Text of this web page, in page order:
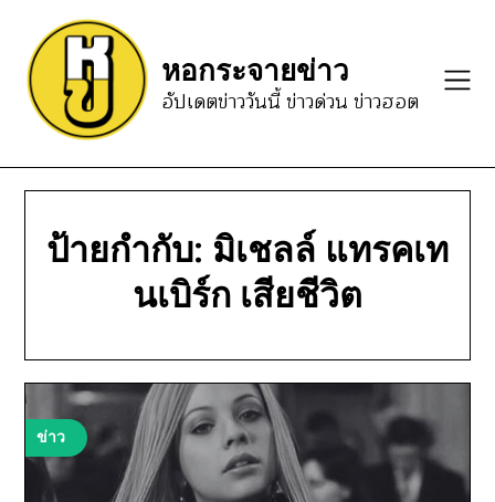
content
หอกระจายข่าว
อัปเดตข่าววันนี้ ข่าวด่วน ข่าวฮอต
ป้ายกำกับ: มิเชลล์ แทรคเท
นเบิร์ก เสียชีวิต
ข่าว